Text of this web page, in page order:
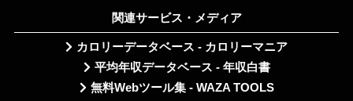
関連サービス・メディア
カロリーデータベース - カロリーマニア
平均年収データベース - 年収白書
無料Webツール集 - WAZA TOOLS